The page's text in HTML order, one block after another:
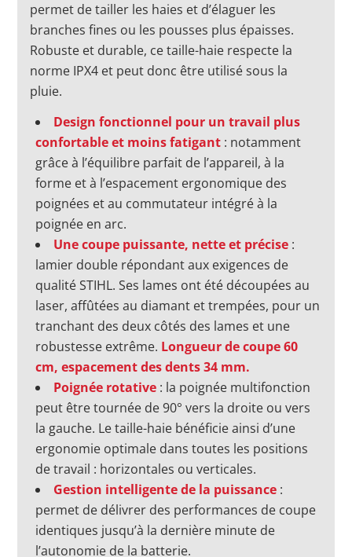
permet de tailler les haies et d’élaguer les
branches fines ou les pousses plus épaisses.
Robuste et durable, ce taille-haie respecte la
norme IPX4 et peut donc être utilisé sous la
pluie.
Design fonctionnel pour un travail plus
confortable et moins fatigant : notamment
grâce à l’équilibre parfait de l’appareil, à la
forme et à l’espacement ergonomique des
poignées et au commutateur intégré à la
poignée en arc.
Une coupe puissante, nette et précise :
lamier double répondant aux exigences de
qualité STIHL. Ses lames ont été découpées au
laser, affûtées au diamant et trempées, pour un
tranchant des deux côtés des lames et une
robustesse extrême. Longueur de coupe 60
cm, espacement des dents 34 mm.
Poignée rotative : la poignée multifonction
peut être tournée de 90° vers la droite ou vers
la gauche. Le taille-haie bénéficie ainsi d’une
ergonomie optimale dans toutes les positions
de travail : horizontales ou verticales.
Gestion intelligente de la puissance :
permet de délivrer des performances de coupe
identiques jusqu’à la dernière minute de
l’autonomie de la batterie.